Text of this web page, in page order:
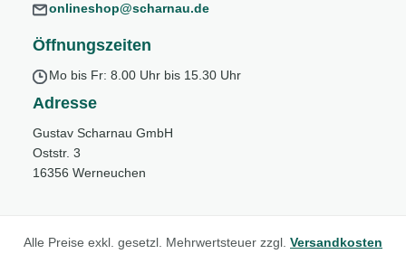
onlineshop@scharnau.de
Öffnungszeiten
Mo bis Fr: 8.00 Uhr bis 15.30 Uhr
Adresse
Gustav Scharnau GmbH
Oststr. 3
16356 Werneuchen
Alle Preise exkl. gesetzl. Mehrwertsteuer zzgl. Versandkosten